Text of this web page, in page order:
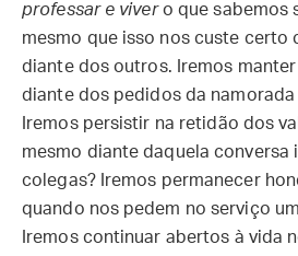
professar e vivero que sabemos
mesmo que isso nos custe certo
diante dos outros. Iremos
diante dos pedidos da
Iremos persistir na retidão dos
mesmo diante daquela conversa
colegas? Iremos permanecer
quando nos pedem no serviço
Iremos continuar abertos à vida